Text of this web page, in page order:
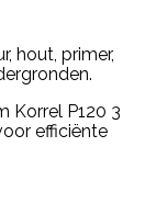
hout, primer,
Korrel P120 3
efficiënte